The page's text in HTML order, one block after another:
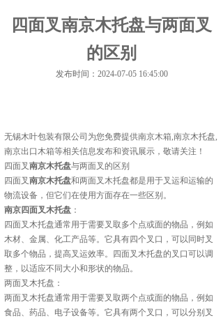
四面叉南京木托盘与两面叉
的区别
发布时间：2024-07-05 16:45:00
无锡木叶包装有限公司为您免费提供南京木箱,南京木托盘,
南京出口木箱等相关信息发布和资讯展示，敬请关注！
四面叉南京木托盘与两面叉的区别
四面叉南京木托盘和两面叉木托盘都是用于叉运和运输的
物流设备，但它们在使用方面存在一些区别。
南京四面叉木托盘 ：
四面叉木托盘通常用于需要叉取多个点或面的物品，例如
木材、金属、化工产品等。它具有四个叉口，可以同时叉
取多个物品，提高叉运效率。四面叉木托盘的叉口可以调
整，以适应不同大小和形状的物品。
两面叉木托盘：
两面叉木托盘通常用于需要叉取两个点或面的物品，例如
食品、药品、电子设备等。它具有两个叉口，可以分别叉